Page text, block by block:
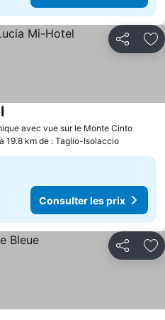
Partager
avec vue sur le Monte Cinto
Consulter les prix
19.8 km de : Taglio-Isolaccio
Consulter les prix
Partager